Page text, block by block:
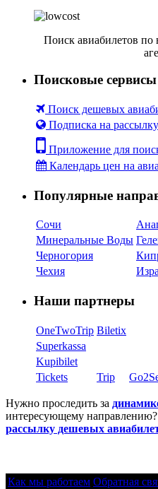
Поиск авиабилетов по
Поисковые сервисы
Поиск дешевых
Подписка на
Приложение для
Календарь цен на
Популярные
Сочи
Минеральные Воды
Черногория
Чехия
Наши партнеры
OneTwoTrip Biletix
Superkassa
Kupibilet
Tickets
Trip
Нужно проследить за
интересующему
рассылку дешевых
Как мы работаем Обратная